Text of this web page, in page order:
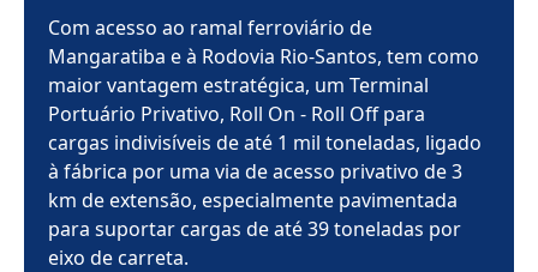
Com acesso ao ramal ferroviário de
Mangaratiba e à Rodovia Rio-Santos, tem como
maior vantagem estratégica, um Terminal
Portuário Privativo, Roll On - Roll Off para
cargas indivisíveis de até 1 mil toneladas, ligado
à fábrica por uma via de acesso privativo de 3
km de extensão, especialmente pavimentada
para suportar cargas de até 39 toneladas por
eixo de carreta.